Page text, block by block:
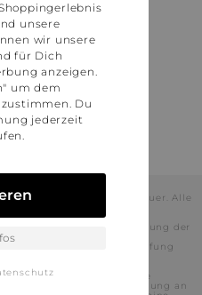
States
gesetzlichen Mehrwertsteuer. Alle
die durch die Nutzung der
Partner voraussichtlich
keine vollständige Prüfung
daher in Einzelfällen
von unserem
nicht oder nur teilweise
kann deren Verwendung an
unsere
wir unsere
für Dich
anzeigen.
um dem
Du
jederzeit